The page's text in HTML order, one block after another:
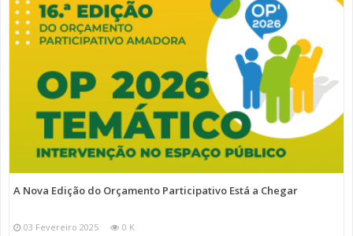
A Nova Edição do Orçamento Participativo Está a Chegar
03 Fevereiro 2025 0 K